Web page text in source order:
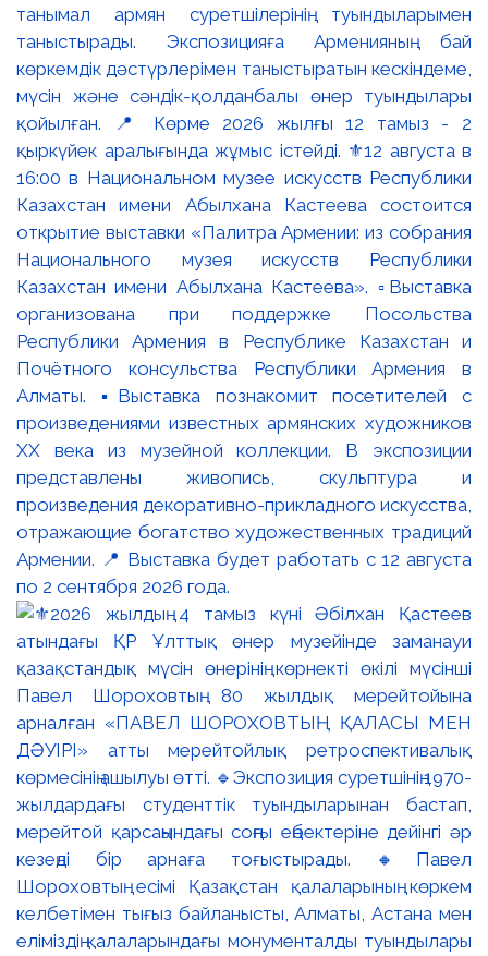
танымал армян суретшілерінің туындыларымен
таныстырады. Экспозицияға Арменияның бай
көркемдік дәстүрлерімен таныстыратын кескіндеме,
мүсін және сәндік-қолданбалы өнер туындылары
қойылған. 📍 Көрме 2026 жылғы 12 тамыз - 2
қыркүйек аралығында жұмыс істейді. ⚜️12 августа в
16:00 в Национальном музее искусств Республики
Казахстан имени Абылхана Кастеева состоится
открытие выставки «Палитра Армении: из собрания
Национального музея искусств Республики
Казахстан имени Абылхана Кастеева». ▫️Выставка
организована при поддержке Посольства
Республики Армения в Республике Казахстан и
Почётного консульства Республики Армения в
Алматы. ▪️Выставка познакомит посетителей с
произведениями известных армянских художников
XX века из музейной коллекции. В экспозиции
представлены живопись, скульптура и
произведения декоративно-прикладного искусства,
отражающие богатство художественных традиций
Армении. 📍 Выставка будет работать с 12 августа
по 2 сентября 2026 года.